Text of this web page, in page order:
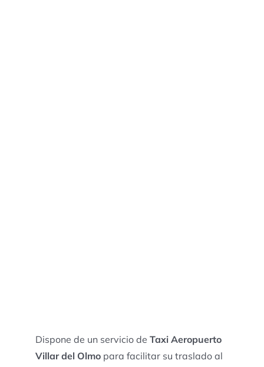
Dispone de un servicio de Taxi Aeropuerto
Villar del Olmopara facilitar su traslado al